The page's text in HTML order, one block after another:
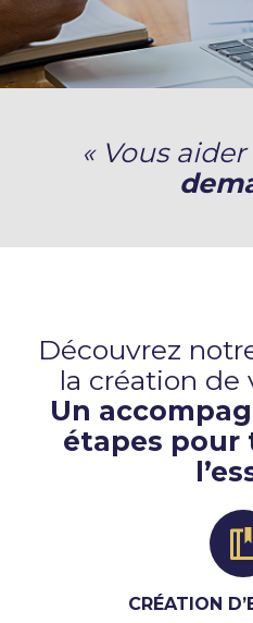
« Vous aider
Découvrez
la création de
Un
étapes pour
CRÉATION